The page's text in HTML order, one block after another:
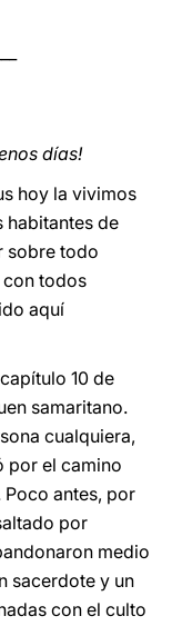
días!
hoy la vivimos
habitantes de
sobre todo
con todos
aquí
10 de
samaritano.
cualquiera,
por el camino
antes, por
por
medio
sacerdote y un
con el culto